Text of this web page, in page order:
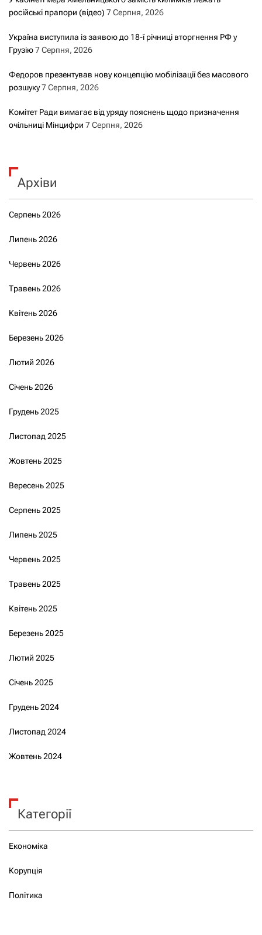
и
російські прапори (відео) 7 Серпня, 2026
Україна виступила із заявою до 18-ї річниці вторгнення РФ у
Грузію7 Серпня, 2026
Федоров презентував нову концепцію мобілізації без масового
розшуку7 Серпня, 2026
Комітет Ради вимагає від уряду пояснень щодо призначення
очільниці Мінцифри 7 Серпня, 2026
Архіви
Серпень 2026
Липень 2026
Червень 2026
Травень 2026
Квітень 2026
Березень 2026
Лютий 2026
Січень 2026
Грудень 2025
Листопад 2025
Жовтень 2025
Вересень 2025
Серпень 2025
Липень 2025
Червень 2025
Травень 2025
Квітень 2025
Березень 2025
Лютий 2025
Січень 2025
Грудень 2024
Листопад 2024
Жовтень 2024
Категорії
Економіка
Корупція
Політика